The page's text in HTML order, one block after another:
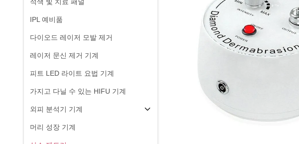
IPL 예비품
다이오드 레이저 모발 제거
레이저 문신 제거 기계
피트 LED 라이트 요법 기계
가지고 다닐 수 있는 HIFU 기계
외피 분석기 기계
머리 성장 기계